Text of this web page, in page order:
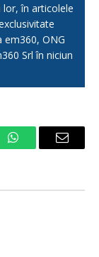
în articolele
ONG
Srl în niciun
WhatsAppEmail